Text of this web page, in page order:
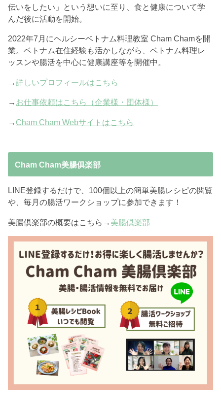
伝いをしたい」という想いに至り、食と健康について学
んだ後に活動を開始。
2022年7月にヘルシーベトナム料理教室 Cham Chamを開
業。ベトナム在住経験も活かしながら、ベトナム料理レ
ッスンや腸活を中心に健康講座等を開催中。
→詳しいプロフィールはこちら
→ お仕事依頼はこちら（企業様・団体様）
→ Cham Cham Webサイトはこちら
Cham Cham美腸俱楽部
LINE登録するだけで、100個以上の簡単美腸レシピの閲覧
や、毎月の腸活ワークショップに参加できます！
美腸倶楽部の概要はこちら→ 美腸倶楽部